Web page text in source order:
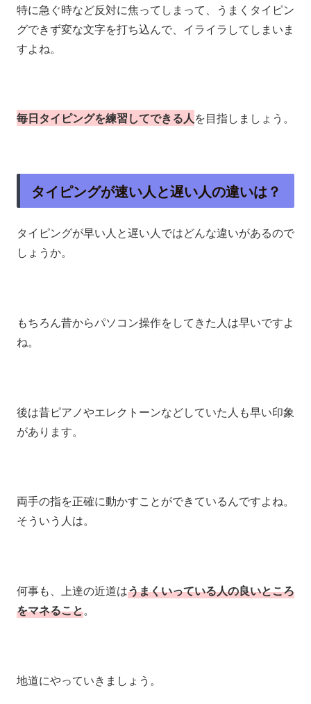
特に急ぐ時など反対に焦ってしまって、うまくタイピン
グできず変な文字を打ち込んで、イライラしてしまいま
すよね。
毎日タイピングを練習してできる人を目指しましょう。
タイピングが速い人と遅い人の違いは？
タイピングが早い人と遅い人ではどんな違いがあるので
しょうか。
もちろん昔からパソコン操作をしてきた人は早いですよ
ね。
後は昔ピアノやエレクトーンなどしていた人も早い印象
があります。
両手の指を正確に動かすことができているんですよね。
そういう人は。
何事も、上達の近道はうまくいっている人の良いところ
をマネること。
地道にやっていきましょう。